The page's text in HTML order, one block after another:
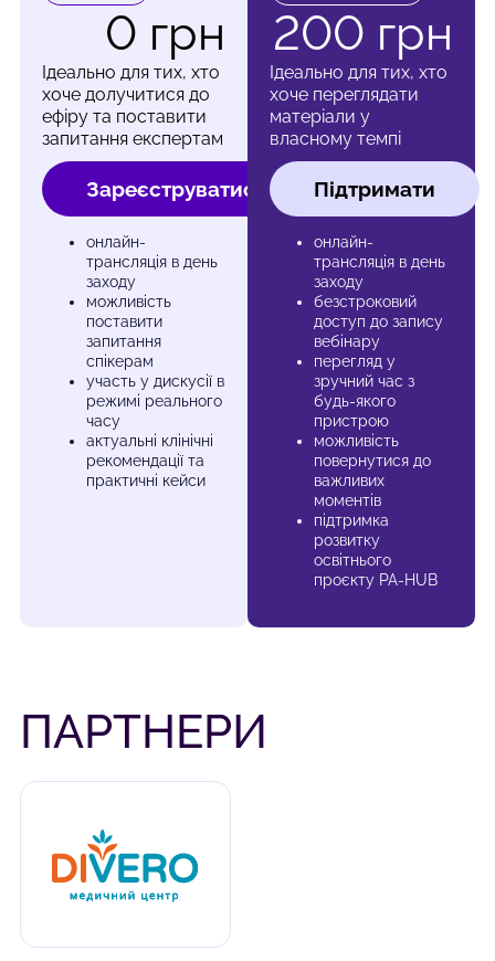
0 грн
Ідеально для тих, хто
хоче долучитися до
ефіру та поставити
запитання експертам
Зареєструватись
онлайн-
трансляція в день
заходу
можливість
поставити
запитання
спікерам
участь у дискусії в
режимі реального
часу
актуальні клінічні
рекомендації та
практичні кейси
200 грн
Ідеально для тих, хто
хоче переглядати
матеріали у
власному темпі
Підтримати
онлайн-
трансляція в день
заходу
безстроковий
доступ до запису
вебінару
перегляд у
зручний час з
будь-якого
пристрою
можливість
повернутися до
важливих
моментів
підтримка
розвитку
освітнього
проєкту PA-HUB
ПАРТНЕРИ